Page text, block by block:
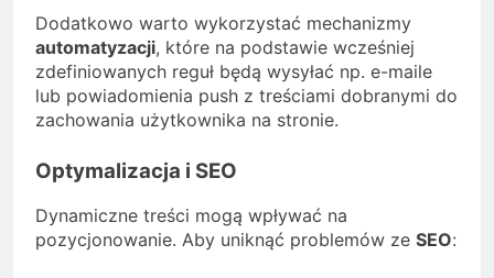
Dodatkowo warto wykorzystać mechanizmy
automatyzacji, które na podstawie wcześniej
zdefiniowanych reguł będą wysyłać np. e-maile
lub powiadomienia push z treściami dobranymi do
zachowania użytkownika na stronie.
Optymalizacja i SEO
Dynamiczne treści mogą wpływać na
pozycjonowanie. Aby uniknąć problemów ze SEO: